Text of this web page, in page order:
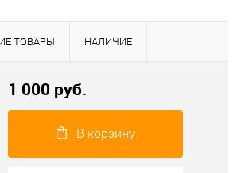
ТОВАРЫ НАЛИЧИЕ
1 000 руб.
В корзину